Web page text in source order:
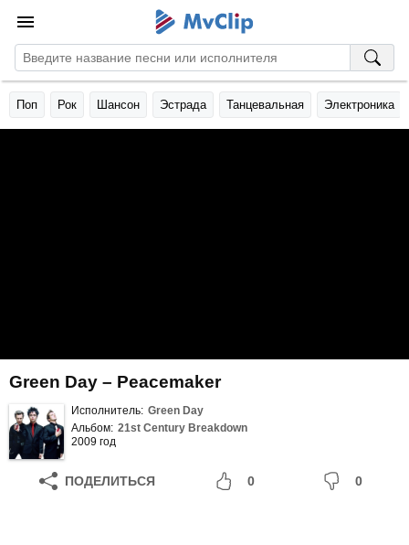
Поп Рок Шансон Эстрада Танцевальная Электроника
Green Day – Peacemaker
Исполнитель: Green Day
Альбом: 21st Century Breakdown
2009 год
ПОДЕЛИТЬСЯ 0 0